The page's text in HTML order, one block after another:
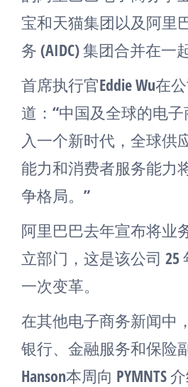
宝和天猫集团以及阿里
务 (AIDC) 集团合并在一起
首席执行官Eddie Wu在
道：“中国及全球的电
入一个新时代，全球供
能力和消费者服务能力
争格局。”
阿里巴巴去年宣布将业
立部门，这是该公司 25
一次变革。
在其他电子商务新闻中
银行、金融服务和保险
Hanson本周向 PYMNTS